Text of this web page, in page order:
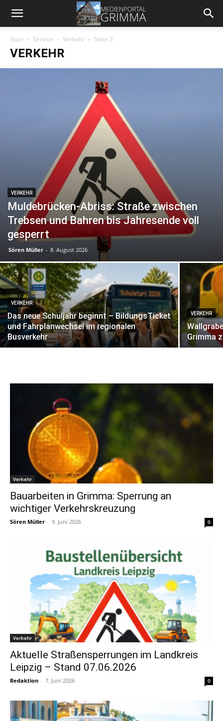
Start Service Verkehr Seite 3
VERKEHR
VERKEHR
Muldebrücken-Abriss: Straße zwischen
Trebsen und Bahren bis Jahresende voll
gesperrt
Sören Müller - 8. August 2026
VERKEHR
Das neue Schuljahr beginnt – BildungsTicket
und Fahrplanwechsel im regionalen
Busverkehr
VERKEHR
Grimma
Verkehr
Bauarbeiten in Grimma: Sperrung an
wichtiger Verkehrskreuzung
Sören Müller - 9. Juni 2026 0
Verkehr
Aktuelle Straßensperrungen im Landkreis
Leipzig – Stand 07.06.2026
Redaktion - 7. Juni 2026 0